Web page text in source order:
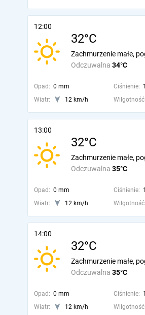
12:00
32°C
Odczuwalna 34°C
Zachmurzenie małe,
Opad: 0 mm Ciśnienie:
Wiatr:
12 km/h Wilgotność:
13:00
32°C
Odczuwalna 35°C
Zachmurzenie małe,
Opad: 0 mm Ciśnienie:
Wiatr:
12 km/h Wilgotność:
14:00
32°C
Odczuwalna 35°C
Zachmurzenie małe,
Opad: 0 mm Ciśnienie:
Wiatr:
12 km/h Wilgotność: